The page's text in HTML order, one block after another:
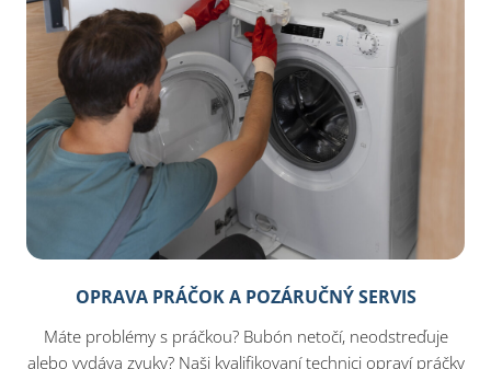
OPRAVA PRÁČOK A POZÁRUČNÝ SERVIS
Máte problémy s práčkou? Bubón netočí, neodstreďuje
alebo vydáva zvuky? Naši kvalifikovaní technici opraví práčky